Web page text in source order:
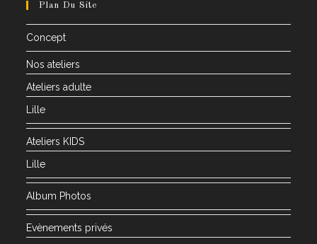
Plan Du Site
Concept
Nos ateliers
Ateliers adulte
Lille
Ateliers KIDS
Lille
Album Photos
Evènements privés